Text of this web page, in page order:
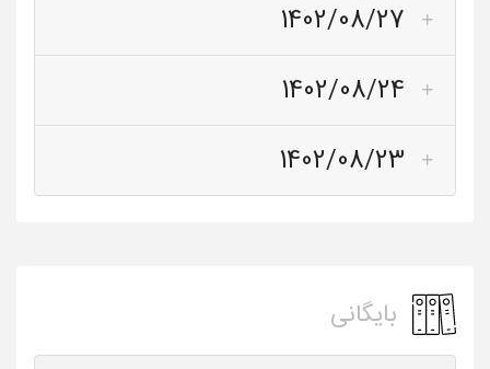
1402/08/27
1402/08/24
1402/08/23
بایگانی